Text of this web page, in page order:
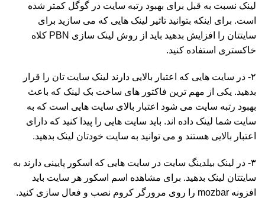
لینک نسبت به قبل برای بهبود رتبه سایت در گوگل کمتر شده
است. برای اینکه بتوانید تاثیر لینک هایی که می سازید برای
سایتتان را افزایش بدهید باید از روش لینک سازی PBN کلاه
خاکستری استفاده کنید.
۲- در سایت هایی که اعتبار بالایی دارند لینک سایت تان را قرار
بدهید. یکی از مهم ترین فاکتور های ساخت بک لینک که باعث
بهبود رتبه سایت می شود اعتبار بالای سایت هایی است که به
سایت شما لینک داده اند. باید سایت هایی را پیدا کنید که دارای
اعتبار بالایی هستند و می توانید به سایت خودتان لینک بدهید.
۳- در لینک بیلدینگ سایت در سایت هایی که اسکور پایینی دارند به
سایتتان لینک بدهید. برای مشاهده اسم اسکور هر سایت باید
افزونه mozbar را روی مرورگر کروم نصب و فعال سازی کنید.